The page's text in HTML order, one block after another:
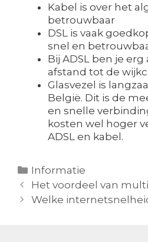
Kabel is over het
betrouwbaar
DSL is vaak
snel en
Bij ADSL ben je
afstand tot de
Glasvezel is
België. Dit is de
en snelle
kosten wel hoger
ADSL en kabel.
Categories
Informatie
Post
navigation
Het voordeel van
Welke